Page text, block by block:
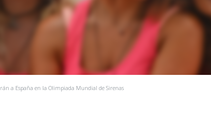
a España en la Olimpiada Mundial de Sirenas